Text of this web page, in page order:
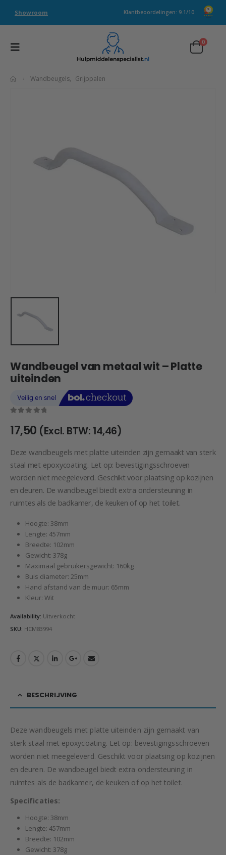
Showroom Klantbeoordelingen: 9.1/10
0
Wandbeugels, Grijppalen
Wandbeugel van metaal wit – Platte
uiteinden
17,50 (Excl. BTW: 14,46)
Deze wandbeugels met platte uiteinden zijn gemaakt van sterk
staal met epoxycoating. Let op: bevestigingsschroeven
worden niet meegeleverd. Geschikt voor plaatsing op kozijnen
en deuren. De wandbeugel biedt extra ondersteuning in
ruimtes als de badkamer, de keuken of op het toilet.
Hoogte: 38mm
Lengte: 457mm
Breedte: 102mm
Gewicht: 378g
Maximaal gebruikersgewicht: 160kg
Buis diameter: 25mm
Hand afstand van de muur: 65mm
Kleur: Wit
Availability: Uitverkocht
SKU: HCM83994
BESCHRIJVING
Deze wandbeugels met platte uiteinden zijn gemaakt van
sterk staal met epoxycoating. Let op: bevestigingsschroeven
worden niet meegeleverd. Geschikt voor plaatsing op kozijnen
en deuren. De wandbeugel biedt extra ondersteuning in
ruimtes als de badkamer, de keuken of op het toilet.
Specificaties:
Hoogte: 38mm
Lengte: 457mm
Breedte: 102mm
Gewicht: 378g